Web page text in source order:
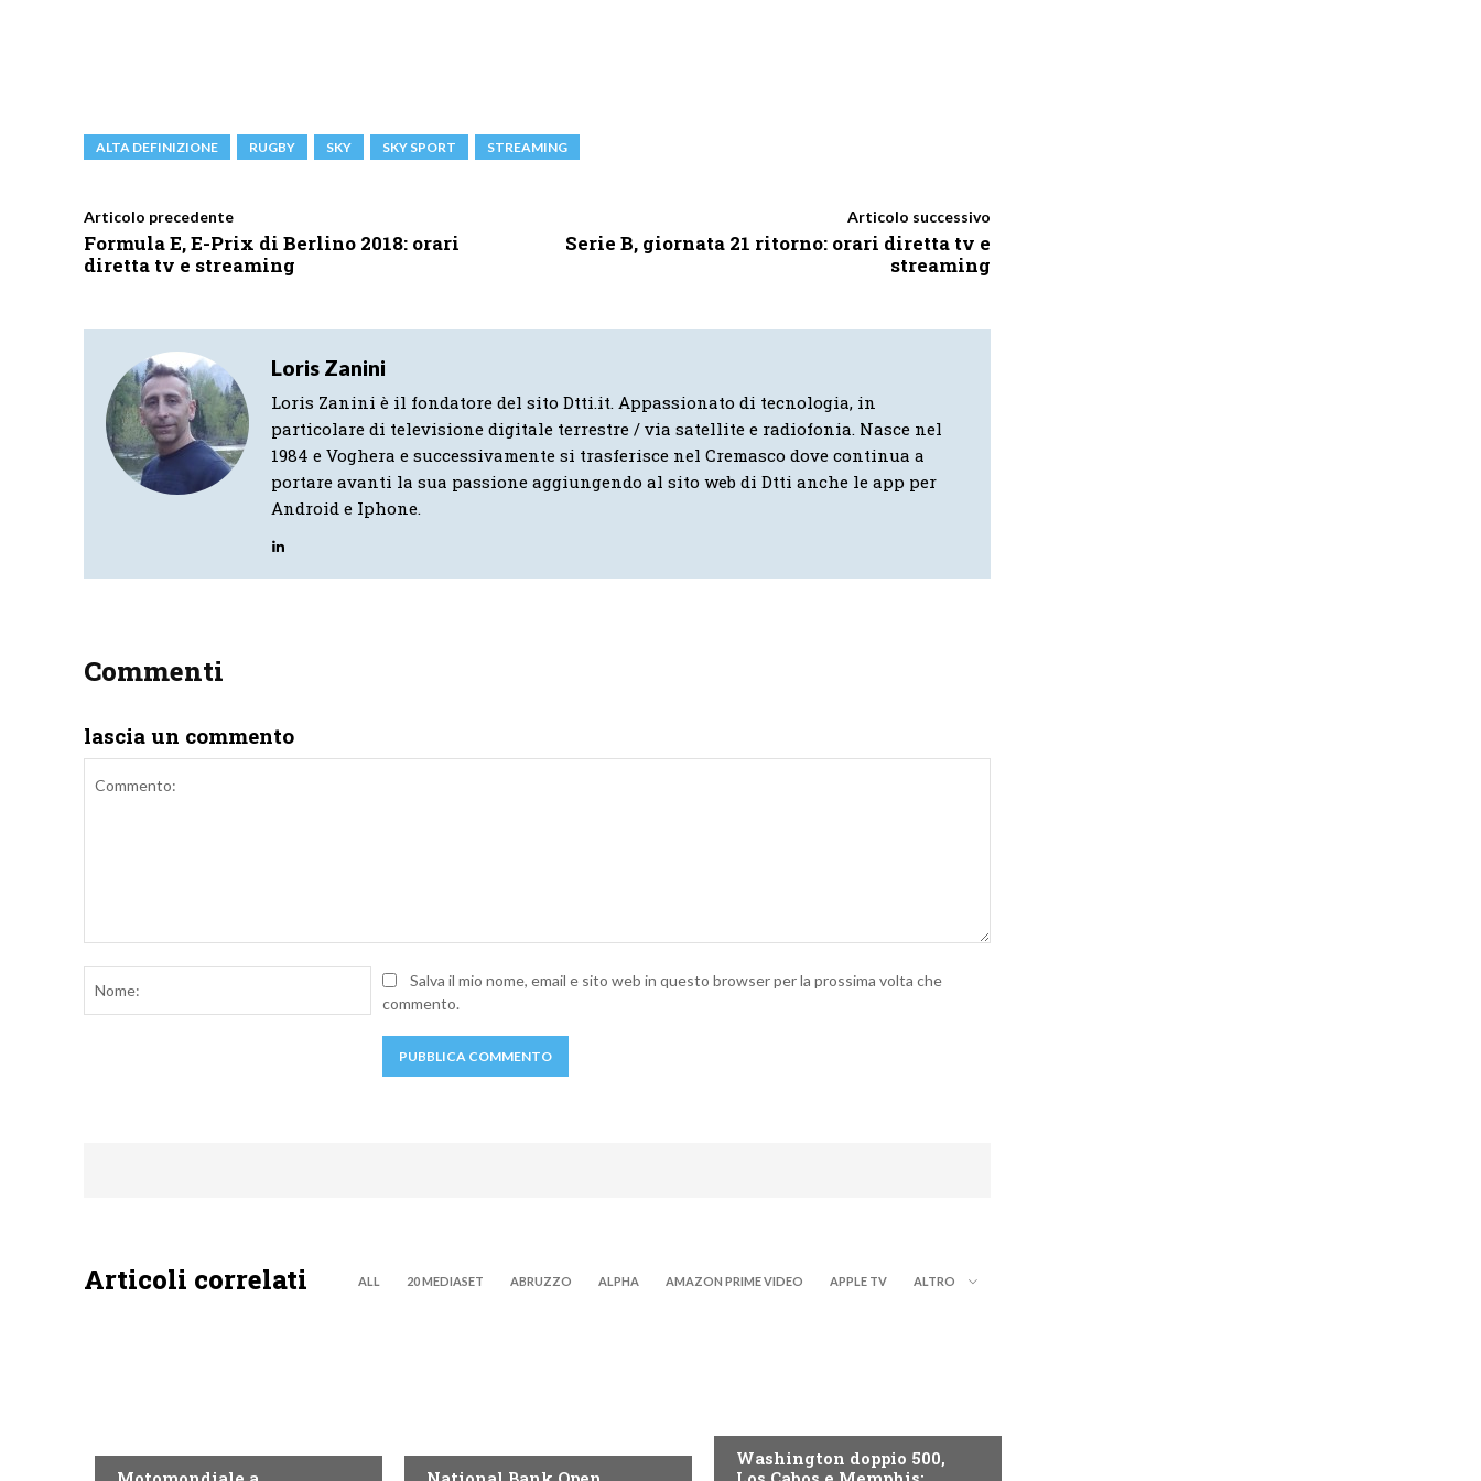
ALTA DEFINIZIONE RUGBY SKY SKY SPORT STREAMING
Articolo precedente
Formula E, E-Prix di Berlino 2018: orari
diretta tv e streaming
Articolo successivo
Serie B, giornata 21 ritorno: orari diretta tv e
streaming
Loris Zanini
Loris Zanini è il fondatore del sito Dtti.it. Appassionato di tecnologia, in
particolare di televisione digitale terrestre / via satellite e radiofonia. Nasce nel
1984 e Voghera e successivamente si trasferisce nel Cremasco dove continua a
portare avanti la sua passione aggiungendo al sito web di Dtti anche le app per
Android e Iphone.
Commenti
lascia un commento
Nome:Salva il mio nome, email e sito web in questo browser per la prossima volta che
commento.
Articoli correlati ALL 20 MEDIASET ABRUZZO ALPHA AMAZON PRIME VIDEO APPLE TV ALTRO
Washington doppio 500,